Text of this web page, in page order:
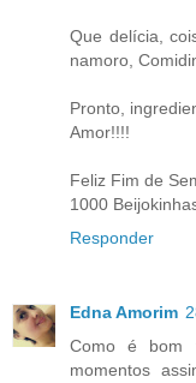
Que delícia,
namoro,
Pronto,
Amor!!!!
Feliz Fim de
1000
Responder
Edna Amorim
Como é bom
momentos